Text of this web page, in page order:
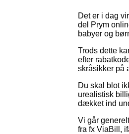
Det er i dag
del Prym
babyer og
Trods dette
efter
skråsikker på
Du skal blot
urealistisk
dækket ind
Vi går
fra fx ViaBill,